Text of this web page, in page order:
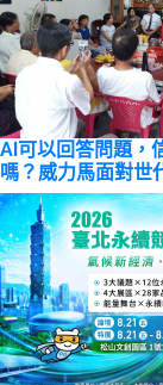
AI可以回答問題，
嗎？威力馬面對世